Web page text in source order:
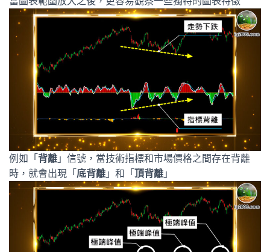
例如「 背離 」信號，當技術指標和市場價格之間存在背離
時，就會出現「 底背離 」和「 頂背離 」